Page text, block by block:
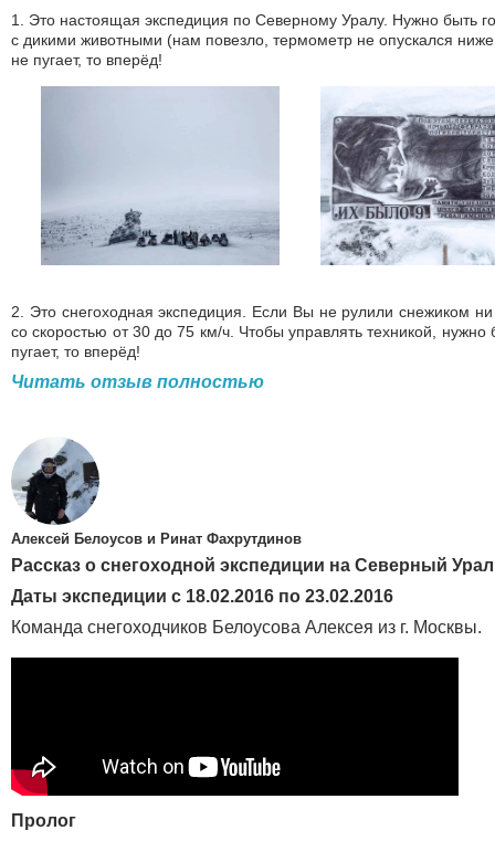
1. Это настоящая экспедиция по Северному Уралу. Нужно быть
с дикими животными (нам повезло, термометр не опускался
не пугает, то вперёд!
2. Это снегоходная экспедиция. Если Вы не рулили снежиком
со скоростью от 30 до 75 км/ч. Чтобы управлять техникой,
пугает, то вперёд!
Читать отзыв полностью
Алексей Белоусов и Ринат Фахрутдинов
Рассказ о снегоходной экспедиции на Северный
Даты экспедиции с 18.02.2016 по 23.02.2016
Команда снегоходчиков Белоусова Алексея из г. Москвы.
Пролог